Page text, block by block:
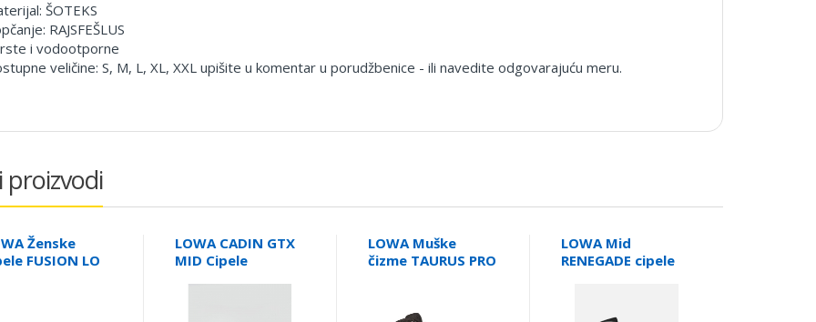
ŠOTEKS
RAJSFEŠLUS
i vodootporne
veličine: S, M, L, XL, XXL upišite u komentar u porudžbenice - ili navedite odgovarajuću meru.
proizvodi
Ženske
FUSION LO
LOWA CADIN GTX
MID Cipele
LOWA Muške
čizme TAURUS PRO
LOWA Mid
RENEGADE cipele